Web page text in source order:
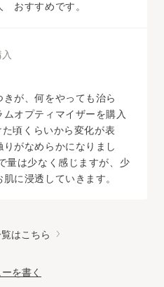
おすすめです。
が、何をやっても治ら
オプティマイザーを購入
頃くらいから変化が表
がなめらかになりまし
量は少なく感じますが、少
に浸透していきます。
はこちら
を書く